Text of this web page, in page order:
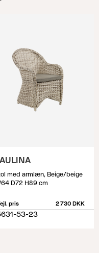
med armlæn, Beige/beige
D72 H89 cm
pris 2 730 DKK
53-23